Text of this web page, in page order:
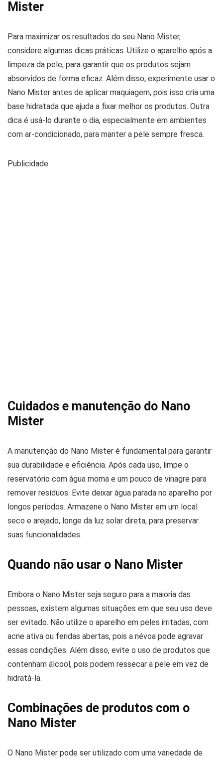
Mister
Para maximizar os resultados do seu Nano Mister,
considere algumas dicas práticas. Utilize o aparelho após a
limpeza da pele, para garantir que os produtos sejam
absorvidos de forma eficaz. Além disso, experimente usar o
Nano Mister antes de aplicar maquiagem, pois isso cria uma
base hidratada que ajuda a fixar melhor os produtos. Outra
dica é usá-lo durante o dia, especialmente em ambientes
com ar-condicionado, para manter a pele sempre fresca.
Publicidade
Cuidados e manutenção do Nano
Mister
A manutenção do Nano Mister é fundamental para garantir
sua durabilidade e eficiência. Após cada uso, limpe o
reservatório com água morna e um pouco de vinagre para
remover resíduos. Evite deixar água parada no aparelho por
longos períodos. Armazene o Nano Mister em um local
seco e arejado, longe da luz solar direta, para preservar
suas funcionalidades.
Quando não usar o Nano Mister
Embora o Nano Mister seja seguro para a maioria das
pessoas, existem algumas situações em que seu uso deve
ser evitado. Não utilize o aparelho em peles irritadas, com
acne ativa ou feridas abertas, pois a névoa pode agravar
essas condições. Além disso, evite o uso de produtos que
contenham álcool, pois podem ressecar a pele em vez de
hidratá-la.
Combinações de produtos com o
Nano Mister
O Nano Mister pode ser utilizado com uma variedade de